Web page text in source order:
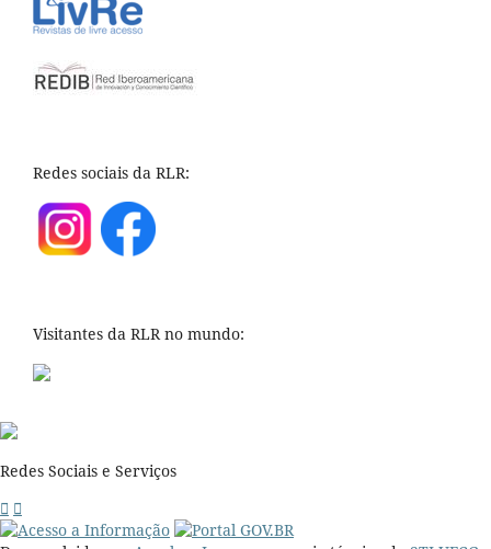
Redes sociais da RLR:
Visitantes da RLR no mundo:
Redes Sociais e Serviços